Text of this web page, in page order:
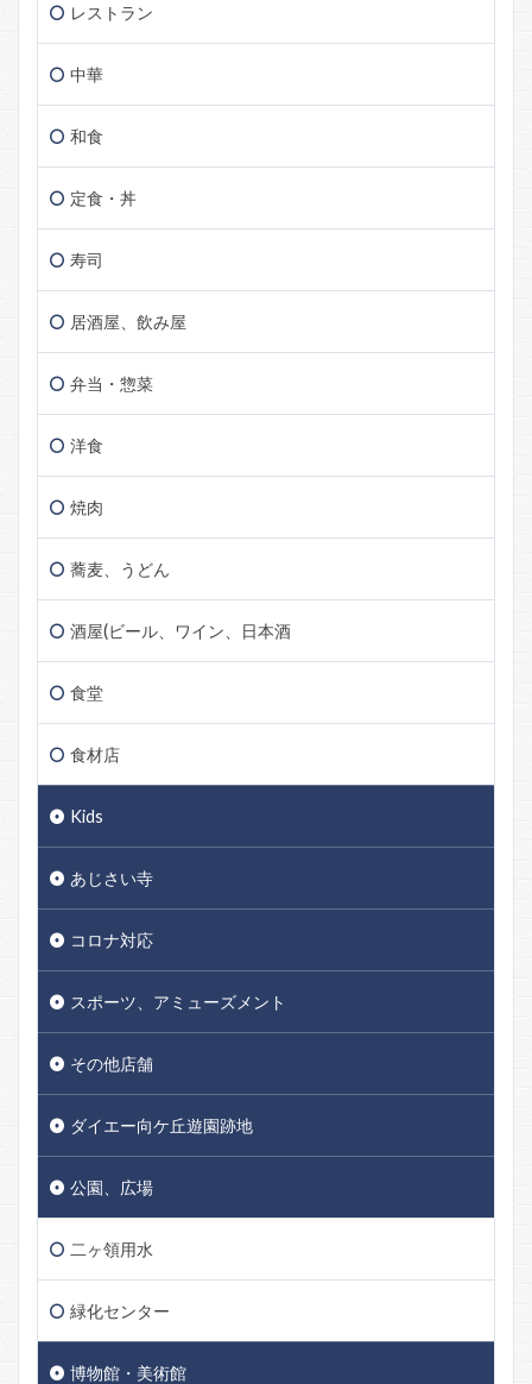
レストラン
中華
和食
定食・丼
寿司
居酒屋、飲み屋
弁当・惣菜
洋食
焼肉
蕎麦、うどん
酒屋(ビール、ワイン、日本酒
食堂
食材店
Kids
あじさい寺
コロナ対応
スポーツ、アミューズメント
その他店舗
ダイエー向ケ丘遊園跡地
公園、広場
二ヶ領用水
緑化センター
博物館・美術館